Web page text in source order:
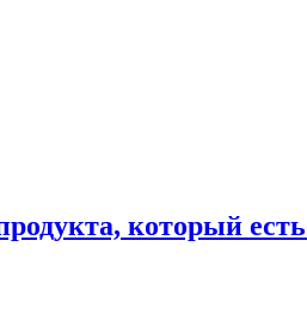
который